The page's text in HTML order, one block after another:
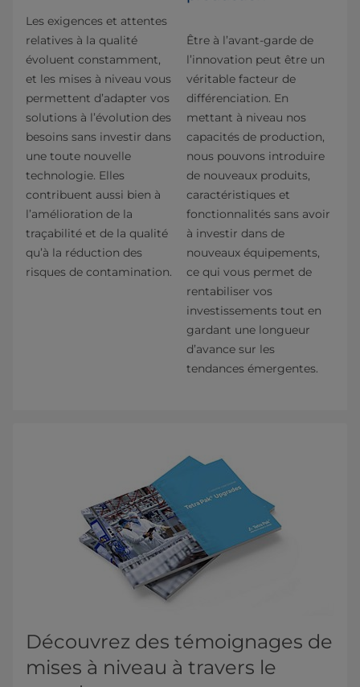
Les exigences et attentes
relatives à la qualité
évoluent constamment,
et les mises à niveau vous
permettent d’adapter vos
solutions à l’évolution des
besoins sans investir dans
une toute nouvelle
technologie. Elles
contribuent aussi bien à
l’amélioration de la
traçabilité et de la qualité
qu’à la réduction des
risques de contamination.
Être à l’avant-garde de
l’innovation peut être un
véritable facteur de
différenciation. En
mettant à niveau nos
capacités de production,
nous pouvons introduire
de nouveaux produits,
caractéristiques et
fonctionnalités sans avoir
à investir dans de
nouveaux équipements,
ce qui vous permet de
rentabiliser vos
investissements tout en
gardant une longueur
d’avance sur les
tendances émergentes.
Découvrez des témoignages de
mises à niveau à travers le